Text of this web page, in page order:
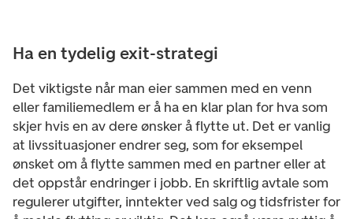
Ha en tydelig exit-strategi
Det viktigste når man eier sammen med en venn
eller familiemedlem er å ha en klar plan for hva som
skjer hvis en av dere ønsker å flytte ut. Det er vanlig
at livssituasjoner endrer seg, som for eksempel
ønsket om å flytte sammen med en partner eller at
det oppstår endringer i jobb. En skriftlig avtale som
regulerer utgifter, inntekter ved salg og tidsfrister for